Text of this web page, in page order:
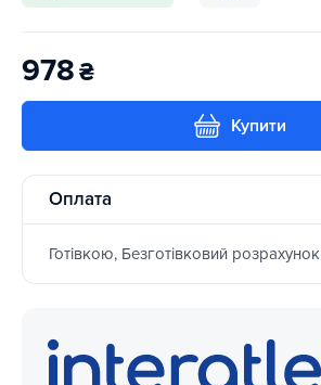
978₴
Купити
Оплата
Готівкою, Безготівковий розрахунок